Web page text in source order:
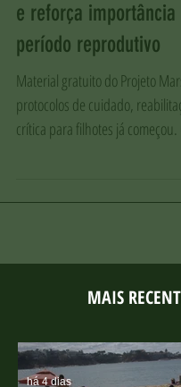
Guia orienta
e reforça importância
período reprodutivo
Material gratuito do Projeto
período reprodutivo dos
de Marsupiais, um material
população emMAIS